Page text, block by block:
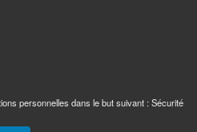
personnelles dans le but suivant :Sécurité